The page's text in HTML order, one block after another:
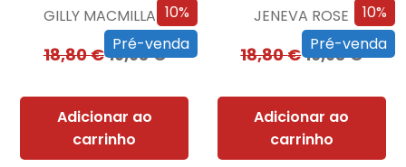
10%
Pré-venda
GILLY MACMILLAN
18,80€16,93€
Adicionar ao
carrinho
10%
Pré-venda
JENEVA ROSE
18,80€16,93€
Adicionar ao
carrinho